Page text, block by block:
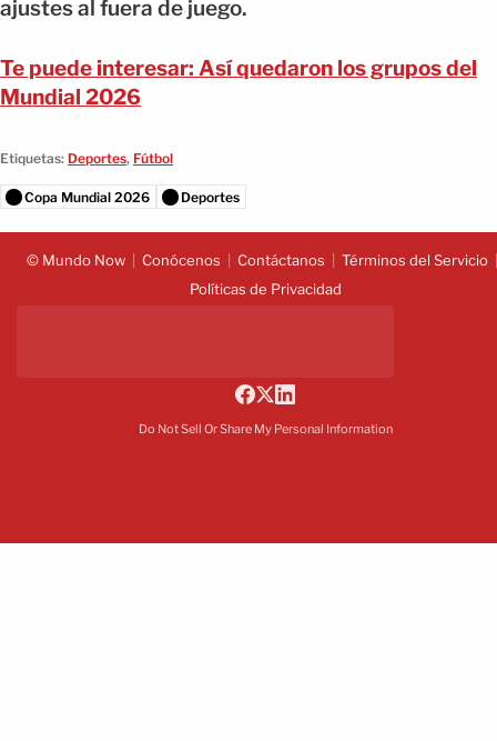
ajustes al fuera de juego.
Te puede interesar: Así quedaron los grupos del
Mundial 2026
Etiquetas: Deportes, Fútbol
Copa Mundial 2026 Deportes
© Mundo Now Conócenos Contáctanos
Términos del Servicio
Políticas de Privacidad
Do Not Sell Or Share My Personal Information